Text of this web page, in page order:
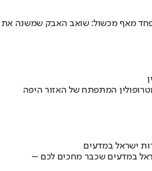
מאף מכשול: שואב האבק שמשנה את
המתפתח של האזור היפה
ישראל במדעים
במדעים שכבר מחכים לכם –